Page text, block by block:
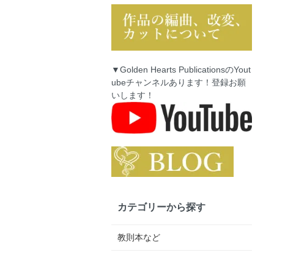
▼Golden Hearts PublicationsのYout
ubeチャンネルあります！登録お願
いします！
カテゴリーから探す
教則本など